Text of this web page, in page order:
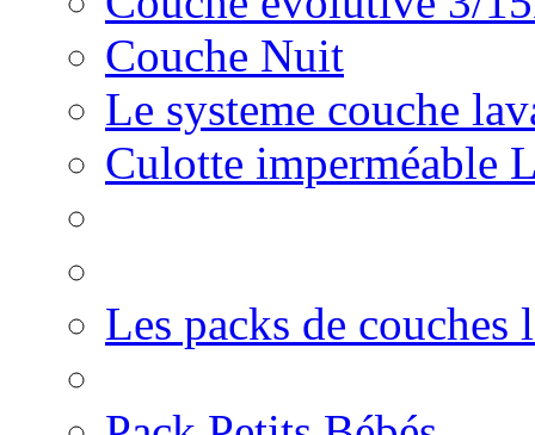
Couche Nuit
Le systeme couche
Culotte imperméable
Les packs de couches